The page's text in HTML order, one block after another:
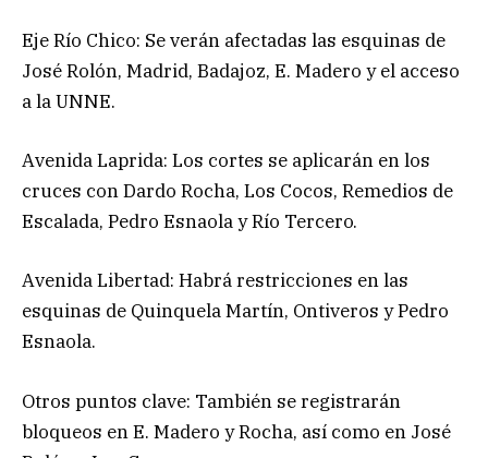
Eje Río Chico: Se verán afectadas las esquinas de
José Rolón, Madrid, Badajoz, E. Madero y el acceso
a la UNNE.
Avenida Laprida: Los cortes se aplicarán en los
cruces con Dardo Rocha, Los Cocos, Remedios de
Escalada, Pedro Esnaola y Río Tercero.
Avenida Libertad: Habrá restricciones en las
esquinas de Quinquela Martín, Ontiveros y Pedro
Esnaola.
Otros puntos clave: También se registrarán
bloqueos en E. Madero y Rocha, así como en José